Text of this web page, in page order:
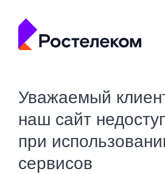
Уважаемый
наш сайт
при
сервисов